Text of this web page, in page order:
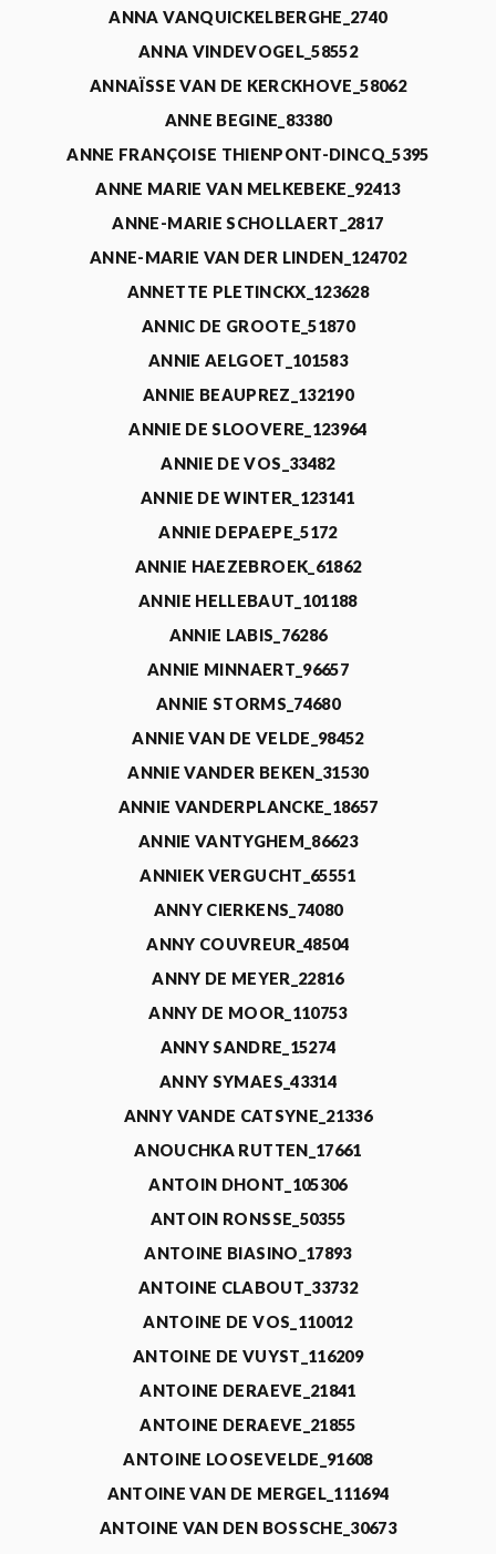
ANNA VANQUICKELBERGHE_2740
ANNA VINDEVOGEL_58552
ANNAÏSSE VAN DE KERCKHOVE_58062
ANNE BEGINE_83380
ANNE FRANÇOISE THIENPONT-DINCQ_5395
ANNE MARIE VAN MELKEBEKE_92413
ANNE-MARIE SCHOLLAERT_2817
ANNE-MARIE VAN DER LINDEN_124702
ANNETTE PLETINCKX_123628
ANNIC DE GROOTE_51870
ANNIE AELGOET_101583
ANNIE BEAUPREZ_132190
ANNIE DE SLOOVERE_123964
ANNIE DE VOS_33482
ANNIE DE WINTER_123141
ANNIE DEPAEPE_5172
ANNIE HAEZEBROEK_61862
ANNIE HELLEBAUT_101188
ANNIE LABIS_76286
ANNIE MINNAERT_96657
ANNIE STORMS_74680
ANNIE VAN DE VELDE_98452
ANNIE VANDER BEKEN_31530
ANNIE VANDERPLANCKE_18657
ANNIE VANTYGHEM_86623
ANNIEK VERGUCHT_65551
ANNY CIERKENS_74080
ANNY COUVREUR_48504
ANNY DE MEYER_22816
ANNY DE MOOR_110753
ANNY SANDRE_15274
ANNY SYMAES_43314
ANNY VANDE CATSYNE_21336
ANOUCHKA RUTTEN_17661
ANTOIN DHONT_105306
ANTOIN RONSSE_50355
ANTOINE BIASINO_17893
ANTOINE CLABOUT_33732
ANTOINE DE VOS_110012
ANTOINE DE VUYST_116209
ANTOINE DERAEVE_21841
ANTOINE DERAEVE_21855
ANTOINE LOOSEVELDE_91608
ANTOINE VAN DE MERGEL_111694
ANTOINE VAN DEN BOSSCHE_30673